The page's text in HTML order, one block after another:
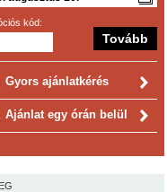
kód:
Gyors ajánlatkérés
Ajánlat egy órán belül